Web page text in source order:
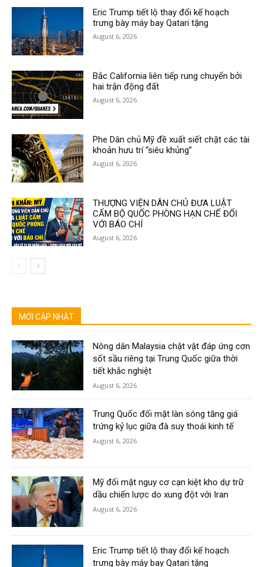
Eric Trump tiết lộ thay đổi kế hoạch
trưng bày máy bay Qatari tặng
August 6, 2026
Bắc California liên tiếp rung chuyển bởi
hai trận động đất
August 6, 2026
Phe Dân chủ Mỹ đề xuất siết chặt các tài
khoản hưu trí “siêu khủng”
August 6, 2026
THƯỢNG VIỆN DÂN CHỦ ĐƯA LUẬT
CẤM BỘ QUỐC PHÒNG HẠN CHẾ ĐỐI
VỚI BÁO CHÍ
August 6, 2026
MỚI CẬP NHẬT
Nông dân Malaysia chật vật đáp ứng cơn
sốt sầu riêng tại Trung Quốc giữa thời
tiết khắc nghiệt
August 6, 2026
Trung Quốc đối mặt làn sóng tăng giá
trứng kỷ lục giữa đà suy thoái kinh tế
August 6, 2026
Mỹ đối mặt nguy cơ cạn kiệt kho dự trữ
dầu chiến lược do xung đột với Iran
August 6, 2026
Eric Trump tiết lộ thay đổi kế hoạch
trưng bày máy bay Qatari tặng